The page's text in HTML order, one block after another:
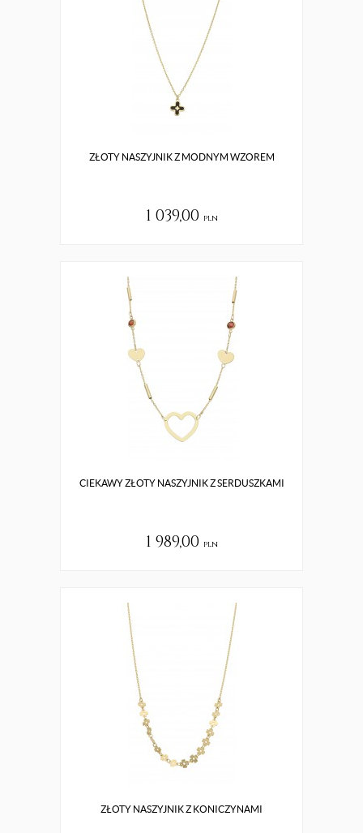
ZŁOTY NASZYJNIK Z MODNYM WZOREM
1 039,00 pln
CIEKAWY ZŁOTY NASZYJNIK Z SERDUSZKAMI
1 989,00 pln
ZŁOTY NASZYJNIK Z KONICZYNAMI